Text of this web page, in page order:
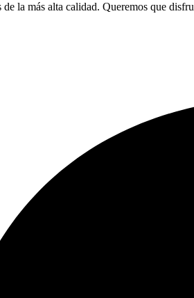
la más alta calidad. Queremos que